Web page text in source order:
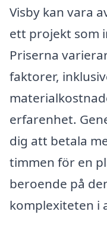
Visby kan vara
ett projekt som
Priserna
faktorer,
erfarenhet.
dig att betala
timmen för en
beroende på
komplexiteten i